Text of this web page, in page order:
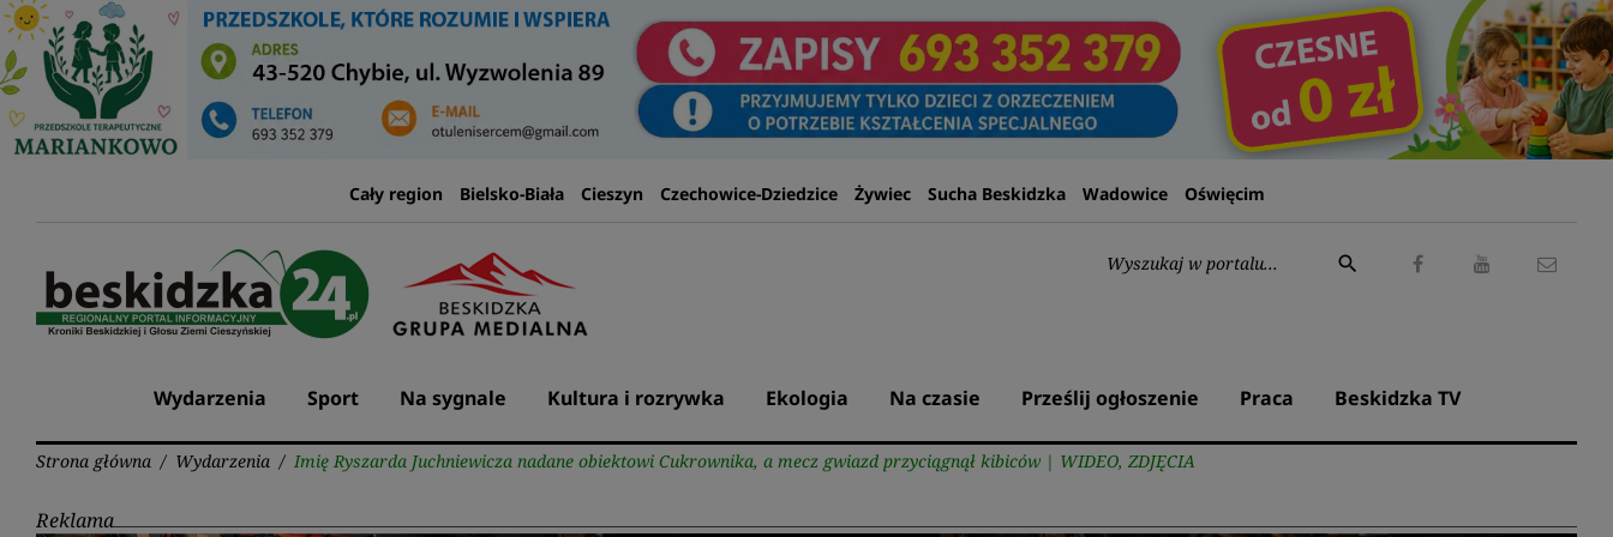
Przejdź
do
treści
Cały region Bielsko-Biała Cieszyn Czechowice-Dziedzice Żywiec Sucha Beskidzka Wadowice Oświęcim
Wyszukaj:
search
Wydarzenia Sport Na sygnale Kultura i rozrywka Ekologia Na czasie Prześlij ogłoszenie Praca Beskidzka TV
Strona główna / Wydarzenia / Imię Ryszarda Juchniewicza nadane obiektowi Cukrownika, a mecz gwiazd przyciągnął kibiców | WIDEO, ZDJĘCIA
Reklama